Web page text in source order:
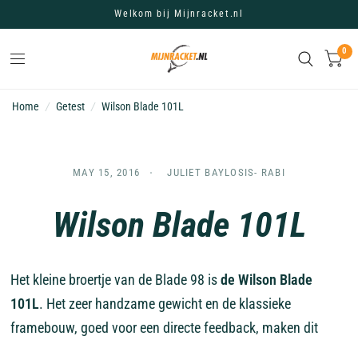
Welkom bij Mijnracket.nl
0
Home / Getest / Wilson Blade 101L
MAY 15, 2016 JULIET BAYLOSIS- RABI
Wilson Blade 101L
Het kleine broertje van de Blade 98 isde Wilson Blade
101L. Het zeer handzame gewicht en de klassieke
framebouw, goed voor een directe feedback, maken dit